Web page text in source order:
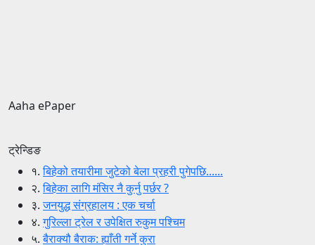
Aaha ePaper
ट्रेन्डिङ
१.बिहेको तयारीमा जुटेको बेला प्रहरी पुगेपछि......
२.बिहेका लागि मंसिर नै कुर्नु पर्छर ?
३.जनयुद्ध संग्रहालय : एक चर्चा
४.गुरिल्ला ट्रेल र उपेक्षित रुकुम पश्चिम
५.बैराक्यौ बैराक: ह्याँती गर्ने कुरा